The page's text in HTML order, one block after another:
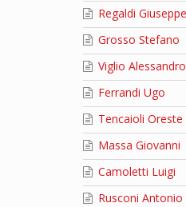
Regaldi Giuseppe
Grosso Stefano
Viglio Alessandro
Ferrandi Ugo
Tencaioli
Massa Giovanni
Camoletti Luigi
Rusconi Antonio